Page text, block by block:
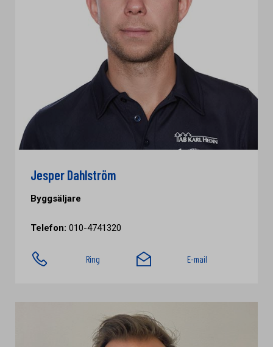
Jesper Dahlström
Byggsäljare
Telefon: 010-4741320
Ring E-mail